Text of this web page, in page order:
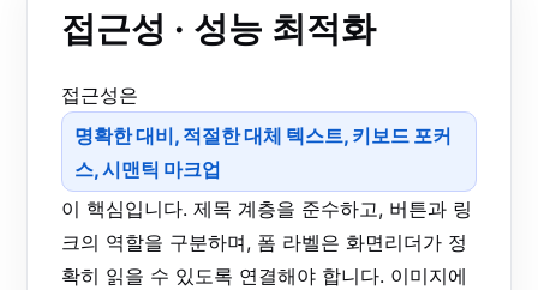
접근성 · 성능 최적화
접근성은
명확한 대비, 적절한 대체 텍스트, 키보드 포커
스, 시맨틱 마크업
이 핵심입니다. 제목 계층을 준수하고, 버튼과 링
크의 역할을 구분하며, 폼 라벨은 화면리더가 정
확히 읽을 수 있도록 연결해야 합니다. 이미지에